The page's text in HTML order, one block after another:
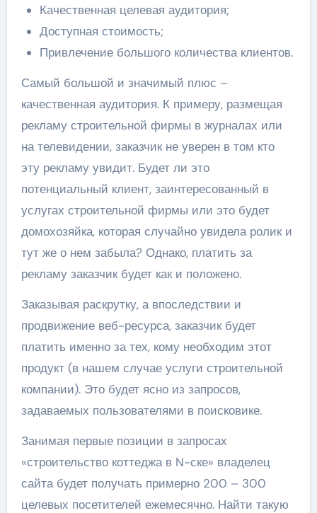
Качественная целевая аудитория;
Доступная стоимость;
Привлечение большого количества клиентов.
Самый большой и значимый плюс –
качественная аудитория. К примеру, размещая
рекламу строительной фирмы в журналах или
на телевидении, заказчик не уверен в том кто
эту рекламу увидит. Будет ли это
потенциальный клиент, заинтересованный в
услугах строительной фирмы или это будет
домохозяйка, которая случайно увидела ролик и
тут же о нем забыла? Однако, платить за
рекламу заказчик будет как и положено.
Заказывая раскрутку, а впоследствии и
продвижение веб-ресурса, заказчик будет
платить именно за тех, кому необходим этот
продукт (в нашем случае услуги строительной
компании). Это будет ясно из запросов,
задаваемых пользователями в поисковике.
Занимая первые позиции в запросах
«строительство коттеджа в N-ске» владелец
сайта будет получать примерно 200 – 300
целевых посетителей ежемесячно. Найти такую